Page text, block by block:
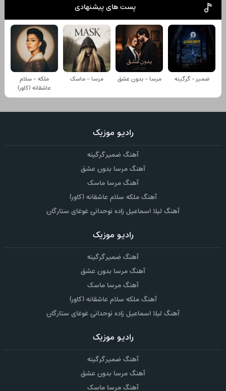
پست های پیشنهادی
ضمیر - گرگینه مرسا - بدون عشق مرسا - ماسک
ملکه - سلام
عاشقانه (کاور)
رادیو موزیک
آهنگ ضمیر گرگینه
آهنگ مرسا بدون عشق
آهنگ مرسا ماسک
آهنگ ملکه سلام عاشقانه (کاور)
آهنگ لیلا اسماعیل زاده نوحدانی غوغای ستارگان
رادیو موزیک
آهنگ ضمیر گرگینه
آهنگ مرسا بدون عشق
آهنگ مرسا ماسک
آهنگ ملکه سلام عاشقانه (کاور)
آهنگ لیلا اسماعیل زاده نوحدانی غوغای ستارگان
رادیو موزیک
آهنگ ضمیر گرگینه
آهنگ مرسا بدون عشق
آهنگ مرسا ماسک